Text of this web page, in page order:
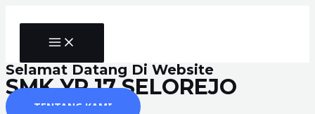
MAIN
MENU
Selamat Datang Di Website
SMK YP 17 SELOREJO
TENTANG KAMI